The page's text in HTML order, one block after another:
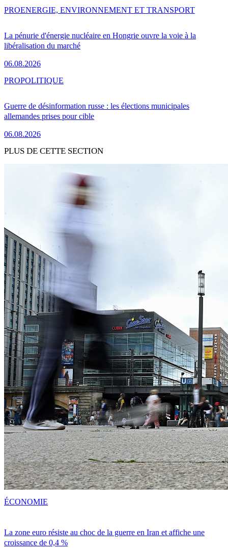
La pénurie d'énergie nucléaire en Hongrie ouvre la voie à la
libéralisation du marché
06.08.2026
PROENERGIE, ENVIRONNEMENT ET TRANSPORT
Guerre de désinformation russe : les élections municipales
allemandes prises pour cible
06.08.2026
PROPOLITIQUE
PLUS DE CETTE SECTION
La zone euro résiste au choc de la guerre en Iran et affiche une
croissance de 0,4 %
ÉCONOMIE